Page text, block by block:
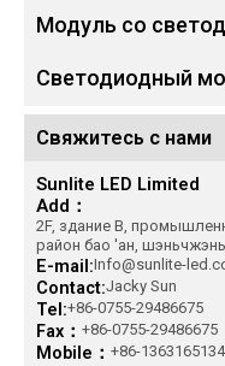
Модуль со
Светодиодный
Свяжитесь с нами
Sunlite LED Limited
Add：
2F, здание B,
район бао 'ан,
E-mail:Info@sunlite-
Contact:Jacky Sun
Tel:+86-0755-29486675
Fax： +86-0755-29486675
Mobile： +86-